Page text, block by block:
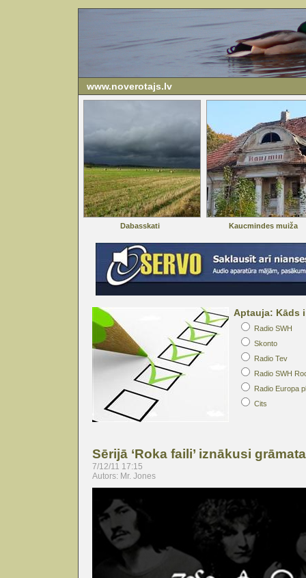
www.noverotajs.lv
Dabasskati Kaucmindes muiža
Aptauja: Kāds
Radio SWH
Skonto
Radio Tev
Radio SWH
Radio Europa
Cits
Sērijā ‘Roka faili’ iznākusi
7/12/11 17:15
Autors: Mr. Jones